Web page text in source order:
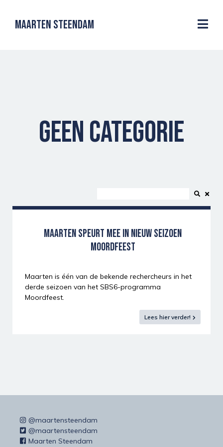
MAARTEN STEENDAM
GEEN CATEGORIE
MAARTEN SPEURT MEE IN NIEUW SEIZOEN
MOORDFEEST
Maarten is één van de bekende rechercheurs in het
derde seizoen van het SBS6-programma
Moordfeest.
Lees hier verder!
@maartensteendam
@maartensteendam
Maarten Steendam